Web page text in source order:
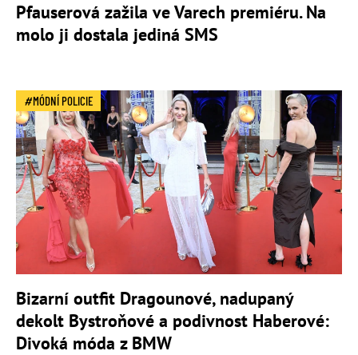
Pfauserová zažila ve Varech premiéru. Na
molo ji dostala jediná SMS
MÓDNÍ POLICIE
Bizarní outfit Dragounové, nadupaný
dekolt Bystroňové a podivnost Haberové:
Divoká móda z BMW